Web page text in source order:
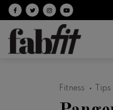
Follow on facebook
Follow on Twitter
Follow onFollow on
Fitness